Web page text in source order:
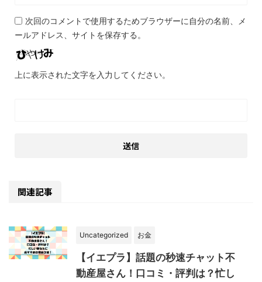
次回のコメントで使用するためブラウザーに自分の名前、メ
ールアドレス、サイトを保存する。
上に表示された文字を入力してください。
関連記事
Uncategorized お金
【イエプラ】話題の秒速チャット不
動産屋さん！口コミ・評判は？忙し